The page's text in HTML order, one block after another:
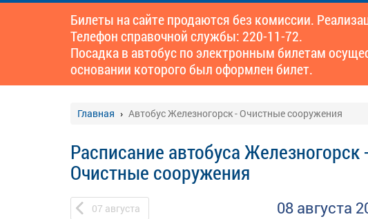
Билеты на сайте продаются без комиссии.
Телефон справочной службы: 220-11-72.
Посадка в автобус по электронным билетам
основании которого был оформлен билет.
Главная Автобус Железногорск - Очистные сооружения
Расписание автобуса Железногорск
Очистные сооружения
07 августа 08 августа